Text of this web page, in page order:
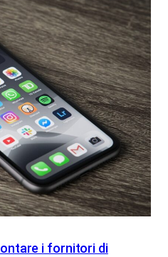
i fornitori di